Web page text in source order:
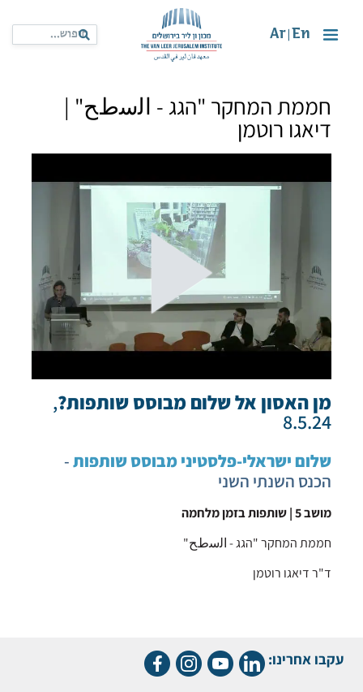
En
Ar
חממת המחקר "הגג - اﻟﺳطﺢ" |
דיאגו רוטמן
מן האסון אל שלום מבוסס שותפות?,
8.5.24
שלום ישראלי-פלסטיני מבוסס שותפות-
הכנס השנתי השני
מושב 5 | שותפות בזמן מלחמה
חממת המחקר "הגג - اﻟﺳطﺢ"
ד"ר דיאגו רוטמן
עקבו אחרינו: